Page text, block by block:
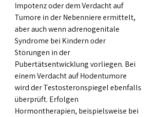
Impotenz oder dem Verdacht auf
Tumore in der Nebenniere ermittelt,
aber auch wenn adrenogenitale
Syndrome bei Kindern oder
Störungen in der
Pubertätsentwicklung vorliegen. Bei
einem Verdacht auf Hodentumore
wird der Testosteronspiegel ebenfalls
überprüft. Erfolgen
Hormontherapien, beispielsweise bei